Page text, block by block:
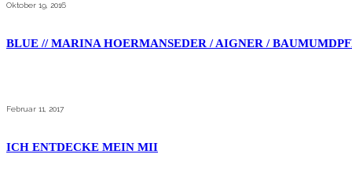
Oktober 19, 2016
BLUE // MARINA HOERMANSEDER / AIGNER /
Februar 11, 2017
ICH ENTDECKE MEIN MII